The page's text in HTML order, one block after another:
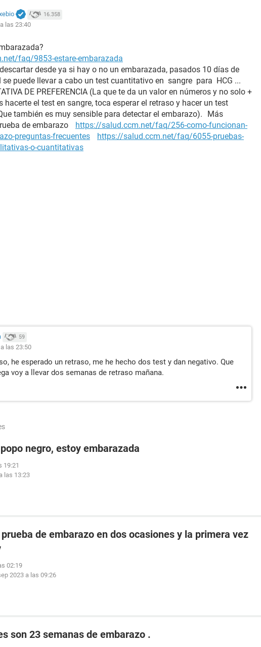
16.358
las 23:40
faq/9853-estare-embarazada
desde ya si hay o no un embarazada, pasados 10 días de
se puede llevar a cabo un test cuantitativo en sangre para HCG ...
DE PREFERENCIA (La que te da un valor en números y no solo +
hacerte el test en sangre, toca esperar el retraso y hacer un test
también es muy sensible para detectar el embarazo). Más
de embarazo https://salud.ccm.net/faq/256-como-funcionan-
preguntas-frecuentes
https://salud.ccm.net/faq/6055-pruebas-
o-cuantitativas
59
las 23:50
he esperado un retraso, me he hecho dos test y dan negativo. Que
voy a llevar dos semanas de retraso mañana.
negro, estoy embarazada
19:21
las 13:23
de embarazo en dos ocasiones y la primera vez
02:19
2023 a las 09:26
son 23 semanas de embarazo .